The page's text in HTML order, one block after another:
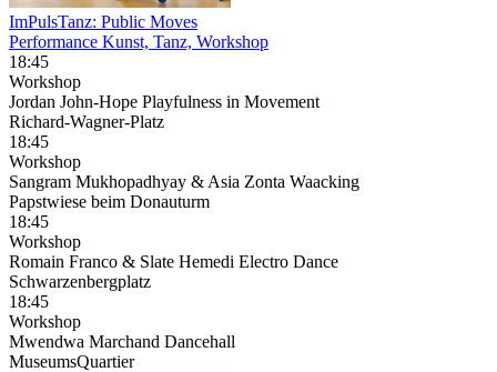
ImPulsTanz: Public Moves
Performance Kunst, Tanz, Workshop
18:45
Workshop
Jordan John-Hope Playfulness in Movement
Richard-Wagner-Platz
18:45
Workshop
Sangram Mukhopadhyay & Asia Zonta Waacking
Papstwiese beim Donauturm
18:45
Workshop
Romain Franco & Slate Hemedi Electro Dance
Schwarzenbergplatz
18:45
Workshop
Mwendwa Marchand Dancehall
MuseumsQuartier